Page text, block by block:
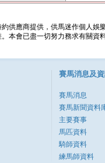
供應商提供，供馬迷作個人娛
本會已盡一切努力務求有關資
賽馬消息及
賽馬消息
賽馬新聞資料
主要賽事
馬匹資料
騎師資料
練馬師資料